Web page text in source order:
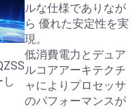
ルな仕様でありなが
ら 優れた安定性を実
現。
低消費電力とデュア
ルコアアーキテクチ
ャによりプロセッサ
のパフォーマンスが